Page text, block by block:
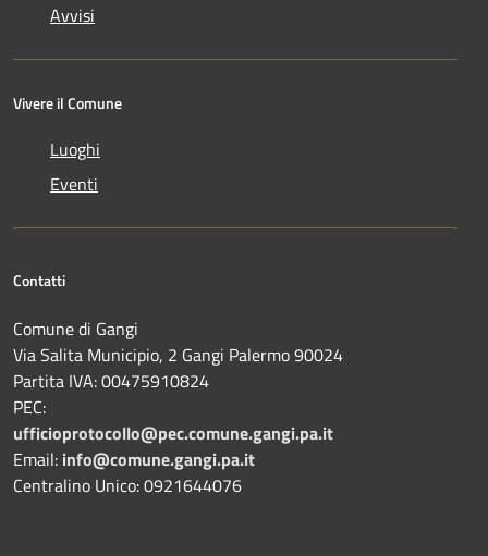
Avvisi
Vivere il Comune
Luoghi
Eventi
Contatti
Comune di Gangi
Via Salita Municipio, 2 Gangi Palermo 90024
Partita IVA: 00475910824
PEC:
ufficioprotocollo@pec.comune.gangi.pa.it
Email: info@comune.gangi.pa.it
Centralino Unico: 0921644076